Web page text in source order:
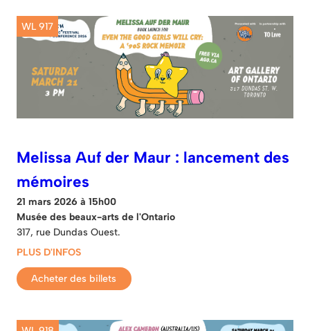
WL 917
Melissa Auf der Maur : lancement des
mémoires
21 mars 2026 à 15h00
Musée des beaux-arts de l'Ontario
317, rue Dundas Ouest.
PLUS D'INFOS
Acheter des billets